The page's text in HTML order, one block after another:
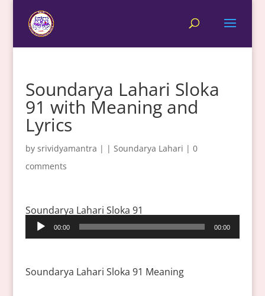
Soundarya Lahari Sloka
91 with Meaning and
Lyrics
by srividyamantra | | Soundarya Lahari | 0
comments
Soundarya Lahari Sloka 91
Audio
Player
00:00 00:00
Soundarya Lahari Sloka 91 Meaning